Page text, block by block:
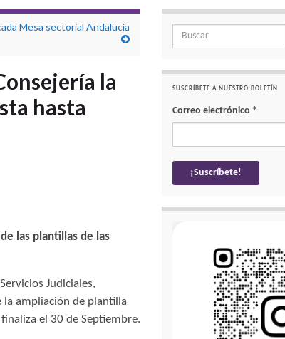
Mesa sectorial Andalucía
la
hasta
las plantillas de las
Judiciales,
ampliación de plantilla
el 30 de Septiembre.
Search for:
SUSCRÍBETE A NUESTRO BOLETÍN
Correo electrónico *